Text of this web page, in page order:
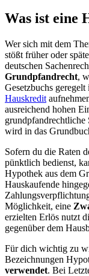
Was ist eine
Wer sich mit dem
stößt früher oder
deutschen
Grundpfandrecht,
Gesetzbuchs
Hauskredit
ausreichend hohen
wird in das
Sofern du die Raten
pünktlich bedienst,
Hypothek aus dem
Hauskaufende
Möglichkeit, eine
erzielten Erlös nutzt
gegenüber dem
Für dich wichtig zu
Bezeichnungen
verwendet. Bei